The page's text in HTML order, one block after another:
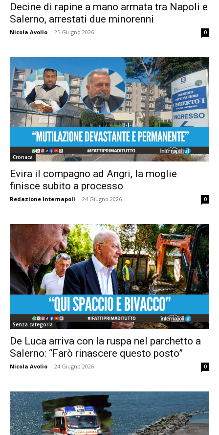
Decine di rapine a mano armata tra Napoli e
Salerno, arrestati due minorenni
Nicola Avolio - 25 Giugno 2026 0
Cronaca
Evira il compagno ad Angri, la moglie
finisce subito a processo
Redazione Internapoli - 24 Giugno 2026 0
Senza categoria
De Luca arriva con la ruspa nel parchetto a
Salerno: “Farò rinascere questo posto”
Nicola Avolio - 24 Giugno 2026 0